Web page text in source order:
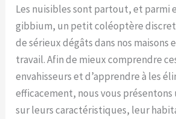
Les nuisibles sont partout, et parmi
gibbium, un petit coléoptère
de sérieux dégâts dans nos maisons
travail. Afin de mieux comprendre
envahisseurs et d’apprendre à les
efficacement, nous vous
sur leurs caractéristiques, leur